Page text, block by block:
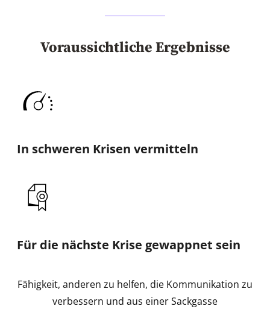
Voraussichtliche Ergebnisse
In schweren Krisen vermitteln
Für die nächste Krise gewappnet sein
Fähigkeit, anderen zu helfen, die Kommunikation zu
verbessern und aus einer Sackgasse